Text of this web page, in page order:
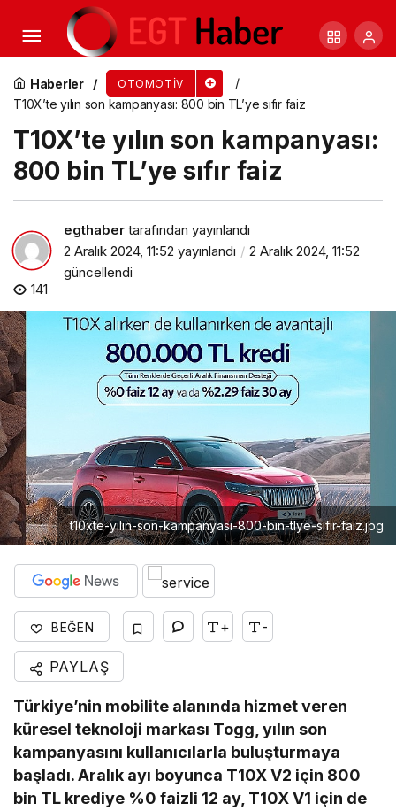
Haberler OTOMOTIV
T10X’te yılın son kampanyası: 800 bin TL’ye sıfır faiz
T10X’te yılın son kampanyası:
800 bin TL’ye sıfır faiz
egthaber tarafından yayınlandı
2 Aralık 2024, 11:52 yayınlandı
2 Aralık 2024, 11:52
güncellendi
141
t10xte-yilin-son-kampanyasi-800-bin-tlye-sifir-faiz.jpg
BEĞEN + -
PAYLAŞ
Türkiye’nin mobilite alanında hizmet veren
küresel teknoloji markası Togg, yılın son
kampanyasını kullanıcılarla buluşturmaya
başladı. Aralık ayı boyunca T10X V2 için 800
bin TL krediye %0 faizli 12 ay, T10X V1 için de
Nissan Türkiye’den yılın en cazip kampanyası